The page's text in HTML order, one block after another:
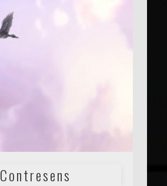
Contresens